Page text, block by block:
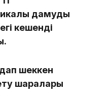
дамуды
кешенді
шеккен
шаралары